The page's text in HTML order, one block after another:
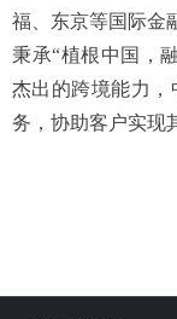
福、东京等国际金
秉承“植根中国，
杰出的跨境能力，
务，协助客户实现